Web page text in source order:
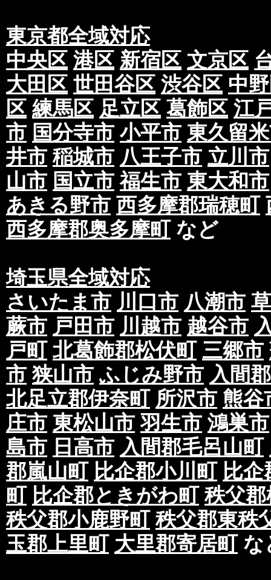
東京都全域対応
中央区 港区 新宿区 文京区
大田区 世田谷区 渋谷区 中
区 練馬区 足立区 葛飾区 江
市 国分寺市 小平市 東久留
井市 稲城市 八王子市 立川市
山市 国立市 福生市 東大和市
あきる野市 西多摩郡瑞穂町
西多摩郡奥多摩町など
埼玉県全域対応
さいたま市 川口市 八潮市
蕨市 戸田市 川越市 越谷市
戸町 北葛飾郡松伏町 三郷市
市 狭山市 ふじみ野市 入間
北足立郡伊奈町 所沢市 熊谷
庄市 東松山市 羽生市 鴻巣市
島市 日高市 入間郡毛呂山町
郡嵐山町 比企郡小川町 比
町 比企郡ときがわ町 秩父
秩父郡小鹿野町 秩父郡東秩
玉郡上里町 大里郡寄居町な